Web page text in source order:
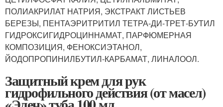
ПОЛИАКРИЛАТ НАТРИЯ, ЭКСТРАКТ ЛИСТЬЕВ
БЕРЕЗЫ, ПЕНТАЭРИТРИТИЛ ТЕТРА-ДИ-ТРЕТ-БУТИЛ
ГИДРОКСИГИДРОЦИННАМАТ, ПАРФЮМЕРНАЯ
КОМПОЗИЦИЯ, ФЕНОКСИЭТАНОЛ,
ЙОДОПРОПИНИЛБУТИЛ-КАРБАМАТ, ЛИНАЛООЛ.
Защитный крем для рук
гидрофильного действия (от масел)